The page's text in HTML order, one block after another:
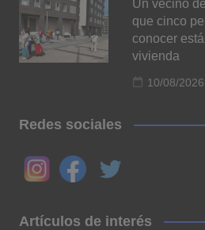
Un vecino
que cinco
conocer
vivienda
10/08/2026
Redes sociales
Artículos de interés